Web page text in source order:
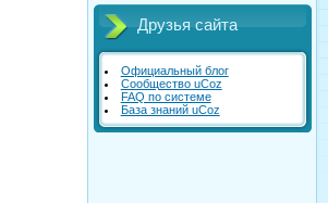
Друзья сайта
Официальный блог
Сообщество uCoz
FAQ по системе
База знаний uCoz